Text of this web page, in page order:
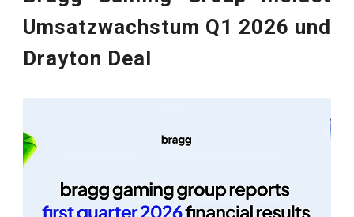
Umsatzwachstum Q1 2026 und
Drayton Deal